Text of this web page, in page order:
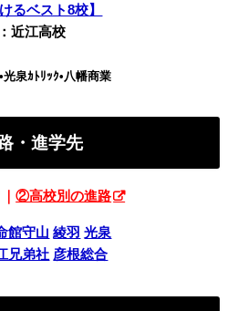
るベスト8校】
近江高校
光泉ｶﾄﾘｯｸ•八幡商業
・進学先
｜②高校別の進路
館守山 綾羽 光泉
兄弟社 彦根総合